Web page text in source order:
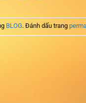
BLOG. Đánh dấu trang